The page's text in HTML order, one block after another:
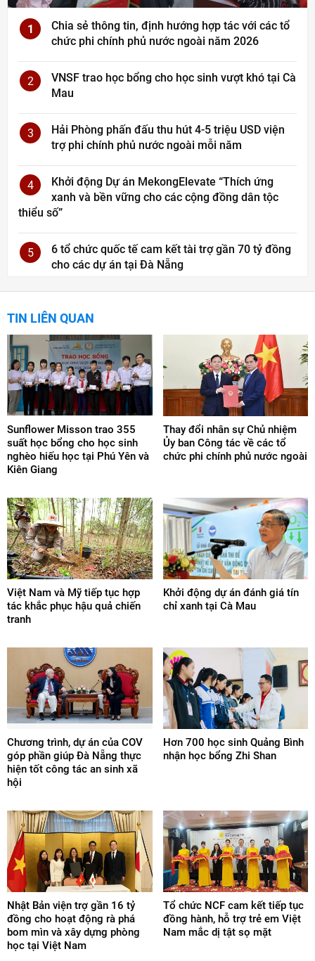
1
Chia sẻ thông tin, định hướng hợp tác với các tổ
chức phi chính phủ nước ngoài năm 2026
2
VNSF trao học bổng cho học sinh vượt khó tại Cà
Mau
3
Hải Phòng phấn đấu thu hút 4-5 triệu USD viện
trợ phi chính phủ nước ngoài mỗi năm
4
Khởi động Dự án MekongElevate “Thích ứng
xanh và bền vững cho các cộng đồng dân tộc
thiểu số”
5
6 tổ chức quốc tế cam kết tài trợ gần 70 tỷ đồng
cho các dự án tại Đà Nẵng
TIN LIÊN QUAN
Sunflower Misson trao 355
suất học bổng cho học sinh
nghèo hiếu học tại Phú Yên và
Kiên Giang
Thay đổi nhân sự Chủ nhiệm
Ủy ban Công tác về các tổ
chức phi chính phủ nước ngoài
Việt Nam và Mỹ tiếp tục hợp
tác khắc phục hậu quả chiến
tranh
Khởi động dự án đánh giá tín
chỉ xanh tại Cà Mau
Chương trình, dự án của COV
góp phần giúp Đà Nẵng thực
hiện tốt công tác an sinh xã
hội
Hơn 700 học sinh Quảng Bình
nhận học bổng Zhi Shan
Nhật Bản viện trợ gần 16 tỷ
đồng cho hoạt động rà phá
bom mìn và xây dựng phòng
học tại Việt Nam
Tổ chức NCF cam kết tiếp tục
đồng hành, hỗ trợ trẻ em Việt
Nam mắc dị tật sọ mặt